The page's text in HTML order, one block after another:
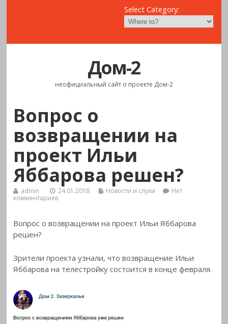
Select Category:
Дом-2
неофициальный сайт о проекте Дом-2
Вопрос о
возвращении на
проект Ильи
Яббарова решен?
admin 24.01.2018 Новости и слухи
Нет
комментариев
Вопрос о возвращении на проект Ильи Яббарова
решен?
Зрители проекта узнали, что возвращение Ильи
Яббарова на телестройку состоится вконце февраля.